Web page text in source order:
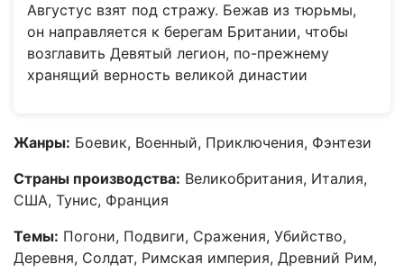
Августус взят под стражу. Бежав из тюрьмы,
он направляется к берегам Британии, чтобы
возглавить Девятый легион, по-прежнему
хранящий верность великой династии
Жанры: Боевик, Военный, Приключения, Фэнтези
Страны производства: Великобритания, Италия,
США, Тунис, Франция
Темы: Погони, Подвиги, Сражения, Убийство,
Деревня, Солдат, Римская империя, Древний Рим,